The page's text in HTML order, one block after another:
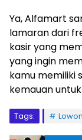
Ya, Alfamart
lamaran dari
kasir yang
yang ingin
kamu memiliki
kemauan
Tags: